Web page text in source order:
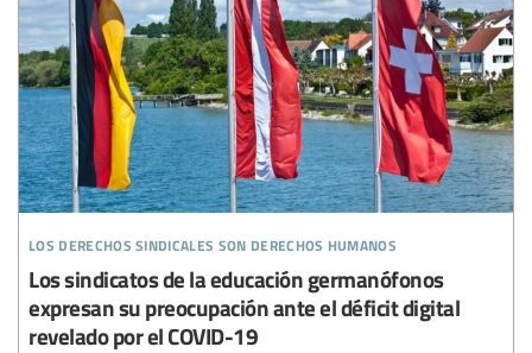
los derechos sindicales son derechos humanos
Los sindicatos de la educación germanófonos
expresan su preocupación ante el déficit digital
revelado por el COVID-19